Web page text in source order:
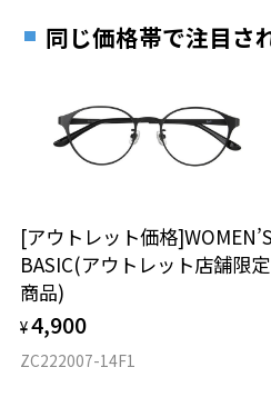
18.2g
※着脱式サングラス：デモレンズ、アタッチ
タイプ
材質
フロント素材：Swiss Plastic
す。
もっと見る
お近くのZoff実店舗にて度数を
その際は記入用紙をダウンロー
ダウン
同じ価格帯で注目さ
[アウトレット価格]WOMEN’S
BASIC(アウトレット店舗限定
商品)
¥4,900
ZC222007-14F1